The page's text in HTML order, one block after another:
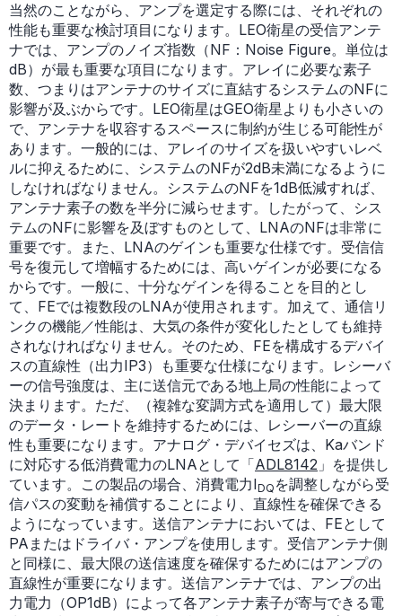
当然のことながら、アンプを選定する際には、それぞれの
性能も重要な検討項目になります。LEO衛星の受信アンテ
ナでは、アンプのノイズ指数（NF：Noise Figure。単位は
dB）が最も重要な項目になります。アレイに必要な素子
数、つまりはアンテナのサイズに直結するシステムのNFに
影響が及ぶからです。LEO衛星はGEO衛星よりも小さいの
で、アンテナを収容するスペースに制約が生じる可能性が
あります。一般的には、アレイのサイズを扱いやすいレベ
ルに抑えるために、システムのNFが2dB未満になるように
しなければなりません。システムのNFを1dB低減すれば、
アンテナ素子の数を半分に減らせます。したがって、シス
テムのNFに影響を及ぼすものとして、LNAのNFは非常に
重要です。また、LNAのゲインも重要な仕様です。受信信
号を復元して増幅するためには、高いゲインが必要になる
からです。一般に、十分なゲインを得ることを目的とし
て、FEでは複数段のLNAが使用されます。加えて、通信リ
ンクの機能／性能は、大気の条件が変化したとしても維持
されなければなりません。そのため、FEを構成するデバイ
スの直線性（出力IP3）も重要な仕様になります。レシーバ
ーの信号強度は、主に送信元である地上局の性能によって
決まります。ただ、（複雑な変調方式を適用して）最大限
のデータ・レートを維持するためには、レシーバーの直線
性も重要になります。アナログ・デバイセズは、Kaバンド
に対応する低消費電力のLNAとして「ADL8142 」を提供し
ています。この製品の場合、消費電力IDQ を調整しながら受
信パスの変動を補償することにより、直線性を確保できる
ようになっています。送信アンテナにおいては、FEとして
PAまたはドライバ・アンプを使用します。受信アンテナ側
と同様に、最大限の送信速度を確保するためにはアンプの
直線性が重要になります。送信アンテナでは、アンプの出
力電力（OP1dB）によって各アンテナ素子が寄与できる電